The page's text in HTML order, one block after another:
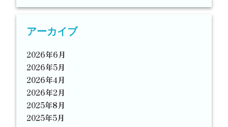
アーカイブ
2026年6月
2026年5月
2026年4月
2026年2月
2025年8月
2025年5月